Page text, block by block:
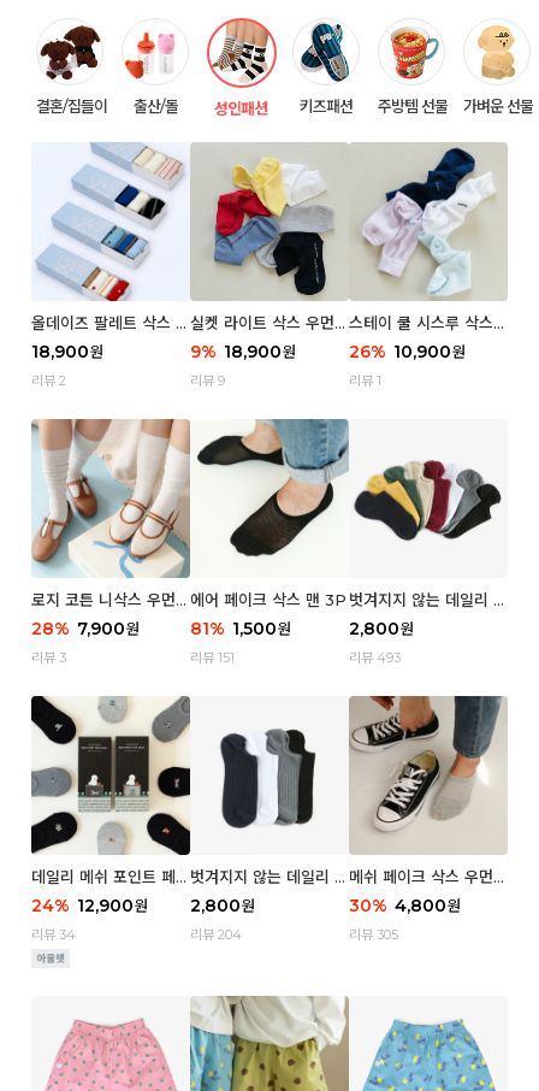
결혼/집들이 출산/돌 성인패션 키즈패션 주방템 선물 가벼운 선물
올데이즈 팔레트 삭스 우
먼 5P
18,900원
리뷰 2
실켓 라이트 삭스 우먼 3
P
9% 18,900원
리뷰 9
스테이 쿨 시스루 삭스
우먼 2P
26% 10,900원
리뷰 1
로지 코튼 니삭스 우먼 1
P
28% 7,900원
리뷰 3
에어 페이크 삭스 맨 3P
81% 1,500원
리뷰 151
벗겨지지 않는 데일리 페
이크 삭스 (우먼)
2,800원
리뷰 493
데일리 메쉬 포인트 페이
크 삭스 우먼 4P
24% 12,900원
리뷰 34
벗겨지지 않는 데일리 페
이크 삭스 (맨)
2,800원
리뷰 204
메쉬 페이크 삭스 우먼 3
P
30% 4,800원
리뷰 305